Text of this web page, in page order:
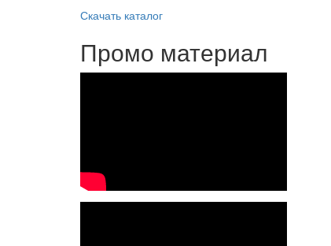
Скачать каталог
Промо материал